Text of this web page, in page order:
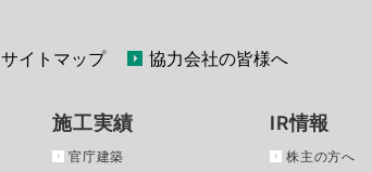
サイトマップ 協力会社の皆様へ
施工実績
官庁建築
IR情報
株主の方へ